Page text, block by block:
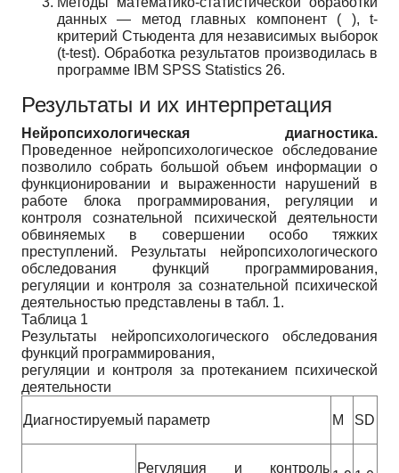
данных — метод главных компонент ( ), t-
критерий Стьюдента для независимых выборок
(t-test). Обработка результатов производилась в
программе IBM SPSS Statistics 26.
Результаты и их интерпретация
Нейропсихологическая диагностика.
Проведенное нейропсихологическое обследование
позволило собрать большой объем информации о
функционировании и выраженности нарушений в
работе блока программирования, регуляции и
контроля сознательной психической деятельности
обвиняемых в совершении особо тяжких
преступлений. Результаты нейропсихологического
обследования функций программирования,
регуляции и контроля за сознательной психической
деятельностью представлены в табл. 1.
Таблица 1
Результаты нейропсихологического обследования
функций программирования,
регуляции и контроля за протеканием психической
деятельности
Диагностируемый параметр M SD
Регуляция и контроль